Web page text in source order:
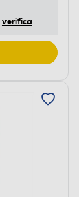
verifica